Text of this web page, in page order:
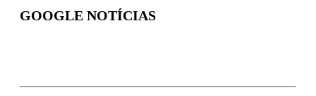
GOOGLE NOTÍCIAS